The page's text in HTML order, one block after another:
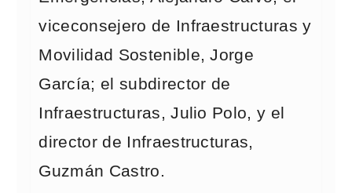
viceconsejero de Infraestructuras y
Movilidad Sostenible, Jorge
García; el subdirector de
Infraestructuras, Julio Polo, y el
director de Infraestructuras,
Guzmán Castro.